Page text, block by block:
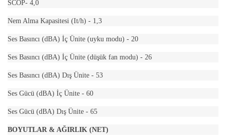
SCOP- 4,0
Nem Alma Kapasitesi (It/h) - 1,3
Ses Basıncı (dBA) İç Ünite (uyku modu) - 20
Ses Basıncı (dBA) İç Ünite (düşük fan modu) - 26
Ses Basıncı (dBA) Dış Ünite - 53
Ses Gücü (dBA) İç Ünite - 60
Ses Gücü (dBA) Dış Ünite - 65
BOYUTLAR & AĞIRLIK (NET)